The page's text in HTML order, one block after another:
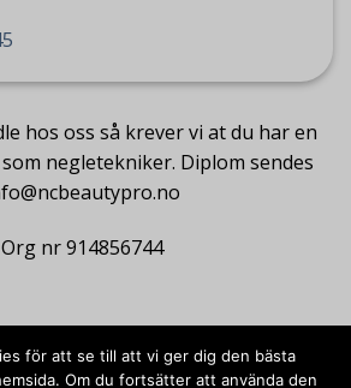
hos oss så krever vi at du har en
negletekniker. Diplom sendes
Org nr 914856744
för att se till att vi ger dig den bästa
Om du fortsätter att använda den